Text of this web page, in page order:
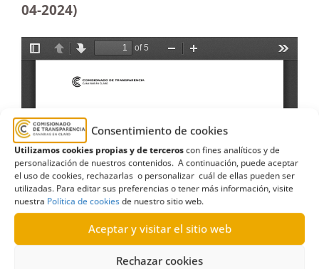
Consentimiento de cookies
Utilizamos cookies propias y de terceroscon fines analíticos y de
personalización de nuestros contenidos. A continuación, puede aceptar
el uso de cookies, rechazarlas o personalizar cuál de ellas pueden ser
utilizadas. Para editar sus preferencias o tener más información, visite
nuestra Política de cookiesde nuestro sitio web.
Aceptar y visitar el sitio web
Rechazar cookies
04-2024)